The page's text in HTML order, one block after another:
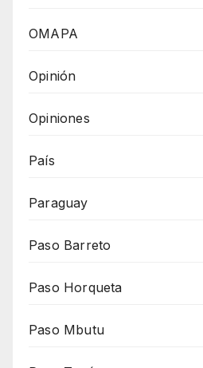
OMAPA
Opinión
Opiniones
País
Paraguay
Paso Barreto
Paso Horqueta
Paso Mbutu